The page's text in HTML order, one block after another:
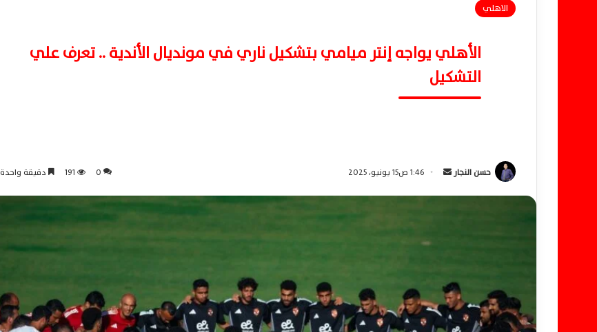
الاهلي
الأهلي يواجه إنتر ميامي بتشكيل ناري في مونديال الأندية .. تعرف علي
التشكيل
حسن النجار
د
ا
إ
1:46 ص15 يونيو، 2025 0
191 دقيقة واحدة